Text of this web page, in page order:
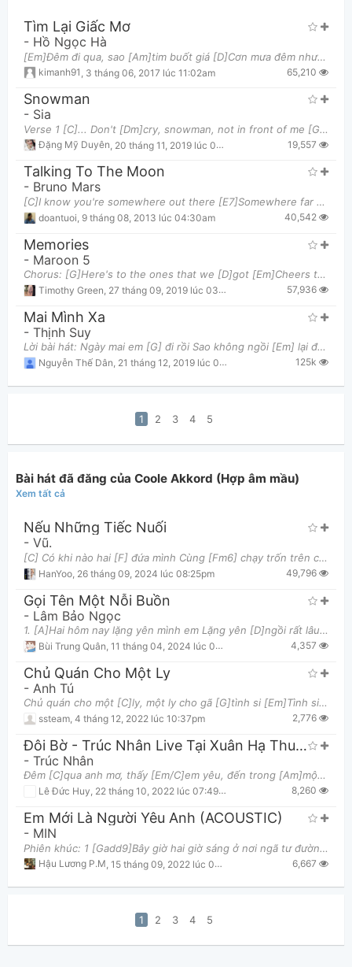
Tìm Lại Giấc Mơ
- Hồ Ngọc Hà
[Em]Đêm đi qua, sao [Am]tim buốt giá [D]Cơn mưa đêm như cào [G]sâu vết thương [Em]Đã có lúc tình
kimanh91 3 tháng 06, 2017 lúc 11:02am 65,210
Snowman
- Sia
Verse 1 [C]... Don't [Dm]cry, snowman, not in front of me [G] Who'll catch your tears if you can'
Đặng Mỹ Duyên 20 tháng 11, 2019 lúc 09:29pm 19,557
Talking To The Moon
- Bruno Mars
[C]I know you're somewhere out there [E7]Somewhere far away [Am]I want you [G]back [F]I want yo
doantuoi 9 tháng 08, 2013 lúc 04:30am 40,542
Memories
- Maroon 5
Chorus: [G]Here's to the ones that we [D]got [Em]Cheers to the wish you were [Bm]here but you're n
Timothy Green 27 tháng 09, 2019 lúc 03:02pm 57,936
Mai Mình Xa
- Thịnh Suy
Lời bài hát: Ngày mai em [G] đi rồi Sao không ngồi [Em] lại để thấu bồi hồi Ngày mai em [C] đi r
Nguyễn Thế Dân, 21 tháng 12, 2019 lúc 09:31pm 125k
1 2 3 4 5
Bài hát đã đăng của Coole Akkord (Hợp âm mầu)
Xem tất cả
Nếu Những Tiếc Nuối
- Vũ.
[C] Có khi nào hai [F] đứa mình Cùng [Fm6] chạy trốn trên chuyến xe ngày [C] xưa Mà [Am7] đôi ta k
HanYoo 26 tháng 09, 2024 lúc 08:25pm 49,796
Gọi Tên Một Nỗi Buồn
- Lâm Bảo Ngọc
1. [A]Hai hôm nay lặng yên mình em Lặng yên [D]ngồi rất lâu [F#m]Cứ muốn khóc nhưng không thể khó
Bùi Trung Quân 11 tháng 04, 2024 lúc 03:57pm 4,357
Chủ Quán Cho Một Ly
- Anh Tú
Chủ quán cho một [C]ly, một ly cho gã [G]tình si [Em]Tình si đâu có [Am]nghĩa gì, [G]người vẫn bỏ t
ssteam 4 tháng 12, 2022 lúc 10:37pm 2,776
Đôi Bờ - Trúc Nhân Live Tại Xuân Hạ Thu Đông, Rồi Lại Xuân Mùa 2
- Trúc Nhân
Đêm [C]qua anh mơ, thấy [Em/C]em yêu, đến trong [Am]mộng buồn. Dĩ [F]vãng thoáng tới, đốt [G]cháy,
Lê Đức Huy, 22 tháng 10, 2022 lúc 07:49pm 8,260
Em Mới Là Người Yêu Anh (ACOUSTIC)
- MIN
Phiên khúc: 1 [Gadd9]Bây giờ hai giờ sáng ở nơi ngã tư đường [Em7]Ta ngồi bên cạnh nhau lặng im ng
Hậu Lương P.M 15 tháng 09, 2022 lúc 04:28pm 6,667
1 2 3 4 5